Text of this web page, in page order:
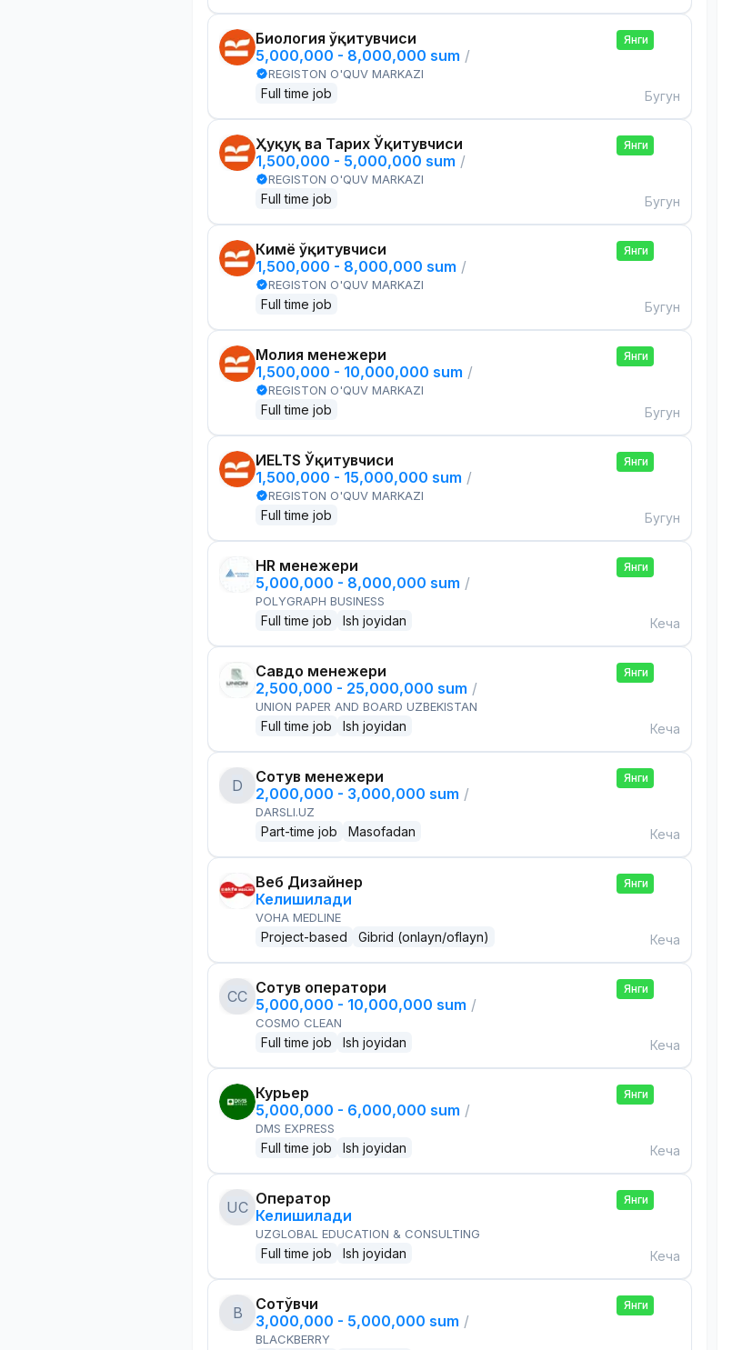
Биология ўқитувчиси
5,000,000 - 8,000,000 sum /
REGISTON O'QUV MARKAZI
Full time job
Янги
Бугун
Ҳуқуқ ва Тарих Ўқитувчиси
1,500,000 - 5,000,000 sum /
REGISTON O'QUV MARKAZI
Full time job
Янги
Бугун
Кимё ўқитувчиси
1,500,000 - 8,000,000 sum /
REGISTON O'QUV MARKAZI
Full time job
Янги
Бугун
Молия менежери
1,500,000 - 10,000,000 sum /
REGISTON O'QUV MARKAZI
Full time job
Янги
Бугун
ИELTS Ўқитувчиси
1,500,000 - 15,000,000 sum /
REGISTON O'QUV MARKAZI
Full time job
Янги
Бугун
HR менежери
5,000,000 - 8,000,000 sum /
POLYGRAPH BUSINESS
Full time job Ish joyidan
Янги
Кеча
Савдо менежери
2,500,000 - 25,000,000 sum /
UNION PAPER AND BOARD UZBEKISTAN
Full time job Ish joyidan
Янги
Кеча
D
Сотув менежери
2,000,000 - 3,000,000 sum /
DARSLI.UZ
Part-time job Masofadan
Янги
Кеча
Веб Дизайнер
Келишилади
VOHA MEDLINE
Project-based Gibrid (onlayn/oflayn)
Янги
Кеча
CC Сотув оператори
5,000,000 - 10,000,000 sum /
COSMO CLEAN
Full time job Ish joyidan
Янги
Кеча
Курьер
5,000,000 - 6,000,000 sum /
DMS EXPRESS
Full time job Ish joyidan
Янги
Кеча
UC Оператор
Келишилади
UZGLOBAL EDUCATION & CONSULTING
Full time job Ish joyidan
Янги
Кеча
B
Сотўвчи
3,000,000 - 5,000,000 sum /
BLACKBERRY
Янги